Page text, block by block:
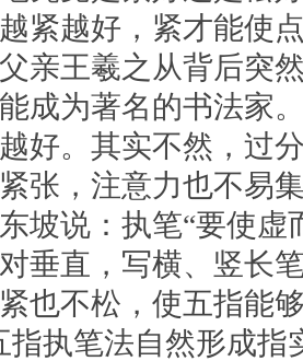
紧越好，紧才能使
亲王羲之从背后突
成为著名的书法家
好。其实不然，过
张，注意力也不易
坡说：执笔“要使
垂直，写横、竖长
也不松，使五指能
指执笔法自然形成